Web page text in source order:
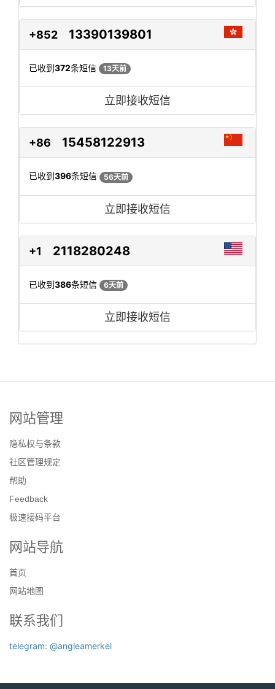
+852 13390139801
已收到372条短信 13天前
立即接收短信
+86 15458122913
已收到396条短信 56天前
立即接收短信
+1 2118280248
已收到386条短信 6天前
立即接收短信
网站管理
隐私权与条款
社区管理规定
帮助
Feedback
极速接码平台
网站导航
首页
网站地图
联系我们
telegram: @angleamerkel